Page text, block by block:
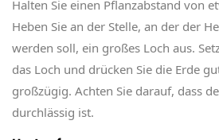
Halten Sie einen Pflanzabstand von
Heben Sie an der Stelle, an der der
werden soll, ein großes Loch aus.
das Loch und drücken Sie die Erde
großzügig. Achten Sie darauf, dass
durchlässig ist.